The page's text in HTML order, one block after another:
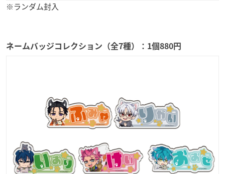
※ランダム封入
ネームバッジコレクション（全7種）：1個880円